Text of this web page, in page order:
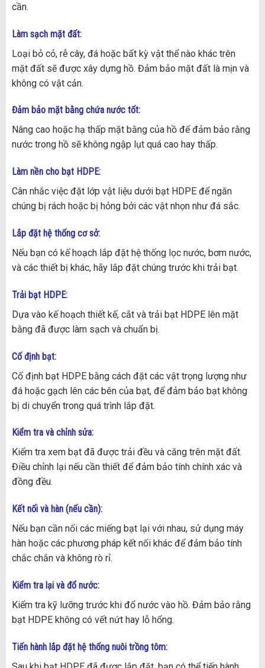
cần.
Làm sạch mặt đất:
Loại bỏ cỏ, rễ cây, đá hoặc bất kỳ vật thể nào khác trên
mặt đất sẽ được xây dựng hồ. Đảm bảo mặt đất là mịn và
không có vật cản.
Đảm bảo mặt bằng chứa nước tốt:
Nâng cao hoặc hạ thấp mặt bằng của hồ để đảm bảo rằng
nước trong hồ sẽ không ngập lụt quá cao hay thấp.
Làm nền cho bạt HDPE:
Cân nhắc việc đặt lớp vật liệu dưới bạt HDPE để ngăn
chúng bị rách hoặc bị hỏng bởi các vật nhọn như đá sắc.
Lắp đặt hệ thống cơ sở:
Nếu bạn có kế hoạch lắp đặt hệ thống lọc nước, bơm nước,
và các thiết bị khác, hãy lắp đặt chúng trước khi trải bạt.
Trải bạt HDPE:
Dựa vào kế hoạch thiết kế, cắt và trải bạt HDPE lên mặt
bằng đã được làm sạch và chuẩn bị.
Cố định bạt:
Cố định bạt HDPE bằng cách đặt các vật trọng lượng như
đá hoặc gạch lên các bên của bạt, để đảm bảo bạt không
bị di chuyển trong quá trình lắp đặt.
Kiểm tra và chỉnh sửa:
Kiểm tra xem bạt đã được trải đều và căng trên mặt đất.
Điều chỉnh lại nếu cần thiết để đảm bảo tính chính xác và
đồng đều.
Kết nối và hàn (nếu cần):
Nếu bạn cần nối các miếng bạt lại với nhau, sử dụng máy
hàn hoặc các phương pháp kết nối khác để đảm bảo tính
chắc chắn và không rò rỉ.
Kiểm tra lại và đổ nước:
Kiểm tra kỹ lưỡng trước khi đổ nước vào hồ. Đảm bảo rằng
bạt HDPE không có vết nứt hay lỗ hổng.
Tiến hành lắp đặt hệ thống nuôi trồng tôm: